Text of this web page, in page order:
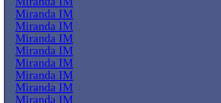
Miranda IM
Miranda IM
Miranda IM
Miranda IM
Miranda IM
Miranda IM
Miranda IM
Miranda IM